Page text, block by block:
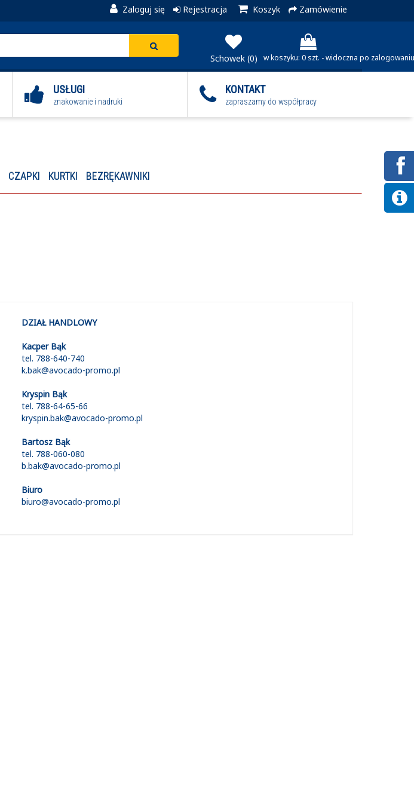
Zaloguj się Rejestracja Koszyk Zamówienie
w koszyku: 0 szt. - widoczna po zalogowaniu
Schowek (0)
USŁUGI
znakowanie i nadruki
KONTAKT
zapraszamy do współpracy
CZAPKI KURTKI BEZRĘKAWNIKI
DZIAŁ HANDLOWY
Kacper Bąk
tel. 788-640-740
k.bak@avocado-promo.pl
Kryspin Bąk
tel. 788-64-65-66
kryspin.bak@avocado-promo.pl
Bartosz Bąk
tel. 788-060-080
b.bak@avocado-promo.pl
Biuro
biuro@avocado-promo.pl